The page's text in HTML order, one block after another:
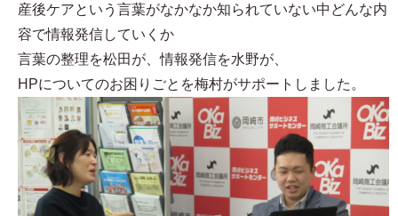
産後ケアという言葉がなかなか知られていない中どんな内
容で情報発信していくか
言葉の整理を松田が、情報発信を水野が、
HPについてのお困りごとを梅村がサポートしました。